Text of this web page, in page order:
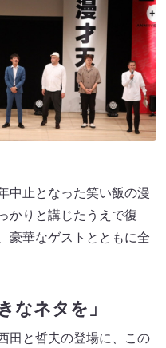
中止となった笑い飯の漫
かりと講じたうえで復
豪華なゲストとともに全
なネタを」
田と哲夫の登場に、この